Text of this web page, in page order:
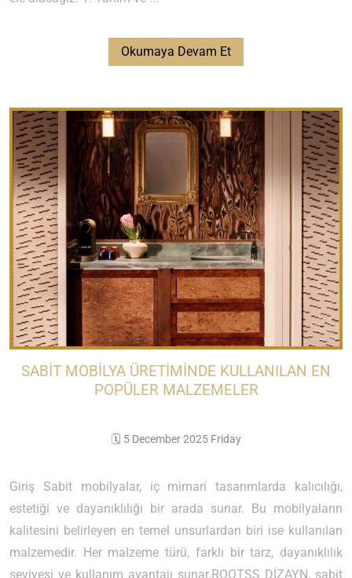
Okumaya Devam Et
SABIT MOBILYA ÜRETIMINDE KULLANILAN EN
POPÜLER MALZEMELER
🗓️ 5 December 2025 Friday
Giriş Sabit mobilyalar, iç mimari tasarımlarda kalıcılığı,
estetiği ve dayanıklılığı bir arada sunar. Bu mobilyaların
kalitesini belirleyen en temel unsurlardan biri ise kullanılan
malzemedir. Her malzeme türü, farklı bir tarz, dayanıklılık
seviyesi ve kullanım avantajı sunar.ROOTSS DİZAYN, sabit